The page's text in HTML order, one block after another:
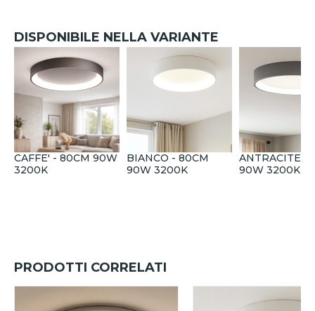
DISPONIBILE NELLA VARIANTE
CAFFE' - 80CM 90W
3200K
BIANCO - 80CM
90W 3200K
ANTRACITE -
90W 3200K
PRODOTTI CORRELATI